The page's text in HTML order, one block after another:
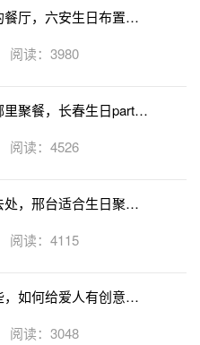
厅，六安生日布置餐
阅读：3980
聚餐，长春生日party
阅读：4526
，邢台适合生日聚会
阅读：4115
如何给爱人有创意的
阅读：3048